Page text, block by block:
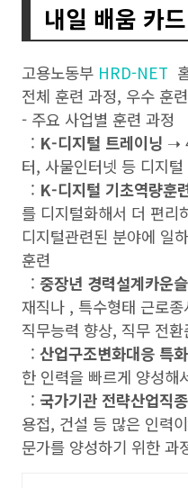
내일 배움 카
고용노동부 HRD-NET
전체 훈련 과정, 우수 훈
- 주요 사업별 훈련 과정
: K-디지털 트레이닝 ➝
터, 사물인터넷 등 디지
: K-디지털 기초역량훈
를 디지털화해서 더 편리
디지털관련된 분야에 일
훈련
: 중장년 경력설계카운
재직나 , 특수형태 근로
직무능력 향상, 직무 전
: 산업구조변화대응 특
한 인력을 빠르게 양성해
: 국가기관 전략산업직
용접, 건설 등 많은 인력
문가를 양성하기 위한 과